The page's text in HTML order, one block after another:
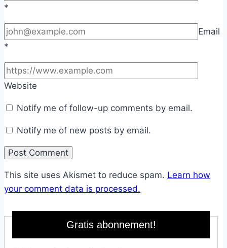
*
Email
*
Website
Notify me of follow-up comments by email.
Notify me of new posts by email.
This site uses Akismet to reduce spam. Learn how
your comment data is processed.
Gratis abonnement!